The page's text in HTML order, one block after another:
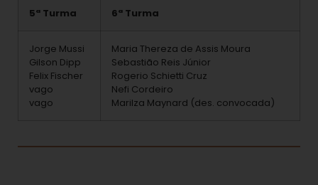
5ª Turma 6ª Turma
Jorge Mussi
Gilson Dipp
Felix Fischer
vago
vago
Maria Thereza de Assis Moura
Sebastião Reis Júnior
Rogerio Schietti Cruz
Nefi Cordeiro
Marilza Maynard (des. convocada)